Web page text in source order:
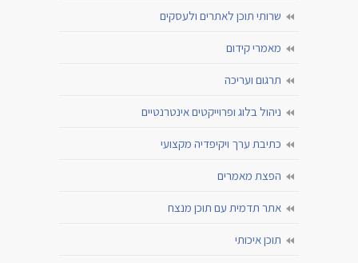
שרותי תוכן לאתרים ולעסקים
מאמרי קידום
תרגום ועריכה
ניהול בלוג ופרוייקטים אינטרנטיים
כתיבת ערך ויקיפדיה מקצועי
הפצת מאמרים
אתר תדמית עם תוכן מנצח
תוכן איכותי